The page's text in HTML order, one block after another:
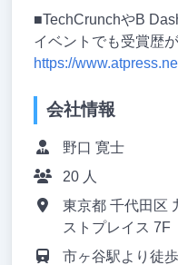
■TechCrunchやB
イベントでも受賞歴
https://
会社情報
野口 寛士
20 人
東京都 千代田区
ストプレイス 7F
市ヶ谷駅より徒